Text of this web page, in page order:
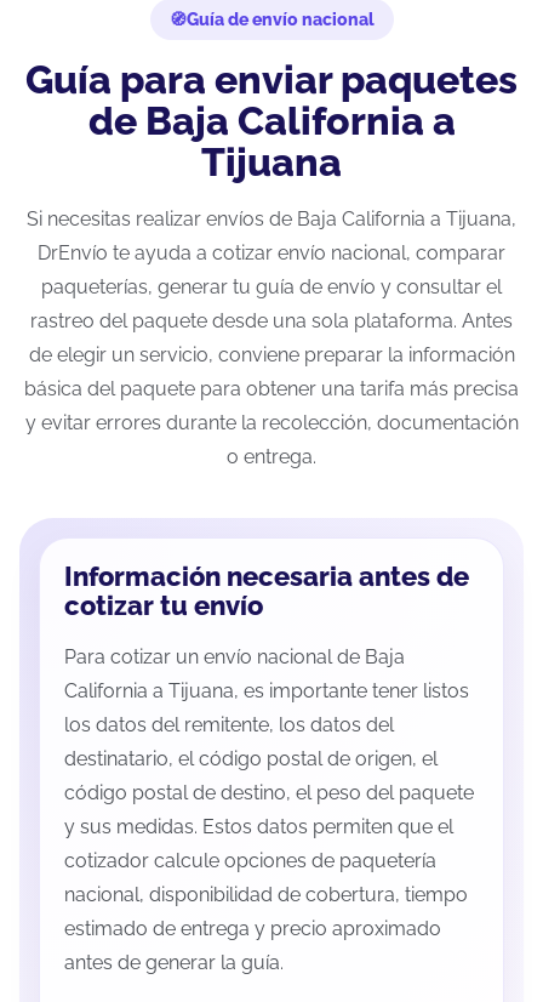
Guía de envío nacional
Guía para enviar paquetes
de Baja California a
Tijuana
Si necesitas realizar envíos de Baja California a Tijuana,
DrEnvío te ayuda a cotizar envío nacional, comparar
paqueterías, generar tu guía de envío y consultar el
rastreo del paquete desde una sola plataforma. Antes
de elegir un servicio, conviene preparar la información
básica del paquete para obtener una tarifa más precisa
y evitar errores durante la recolección, documentación
o entrega.
Información necesaria antes de
cotizar tu envío
Para cotizar un envío nacional de Baja
California a Tijuana, es importante tener listos
los datos del remitente, los datos del
destinatario, el código postal de origen, el
código postal de destino, el peso del paquete
y sus medidas. Estos datos permiten que el
cotizador calcule opciones de paquetería
nacional, disponibilidad de cobertura, tiempo
estimado de entrega y precio aproximado
antes de generar la guía.